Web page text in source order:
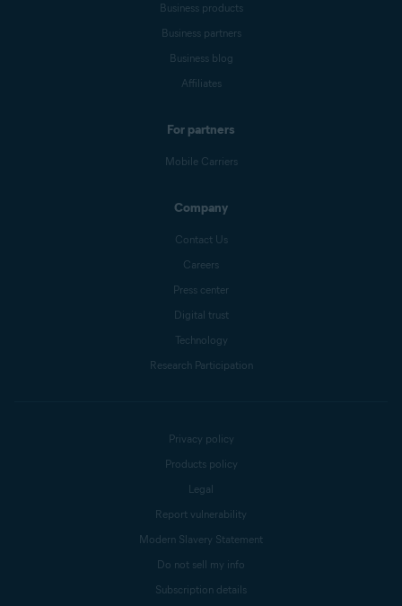
Business products
Business partners
Business blog
Affiliates
For partners
Mobile Carriers
Company
Contact Us
Careers
Press center
Digital trust
Technology
Research Participation
Privacy policy
Products policy
Legal
Report vulnerability
Modern Slavery Statement
Do not sell my info
Subscription details